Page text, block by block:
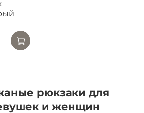
рюкзаки для
и женщин